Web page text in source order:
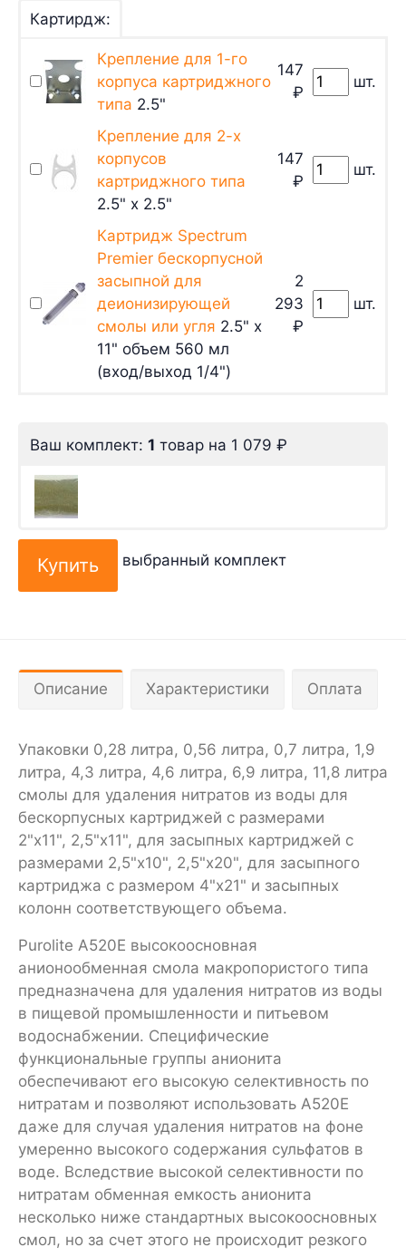
Картирдж:
Крепление для 1-го
корпуса картриджного
типа 2.5"
147
₽
шт.
Крепление для 2-х
корпусов
картриджного типа
2.5" х 2.5"
147
₽
шт.
Картридж Spectrum
Premier бескорпусной
засыпной для
деионизирующей
смолы или угля 2.5" х
11" объем 560 мл
(вход/выход 1/4")
2
293
₽
шт.
Ваш комплект: 1 товар на 1 079 ₽
выбранный комплект
Описание Характеристики Оплата
Упаковки 0,28 литра, 0,56 литра, 0,7 литра, 1,9
литра, 4,3 литра, 4,6 литра, 6,9 литра, 11,8 литра
смолы для удаления нитратов из воды для
бескорпусных картриджей с размерами
2"х11", 2,5"х11", для засыпных картриджей с
размерами 2,5"х10", 2,5"х20", для засыпного
картриджа с размером 4"х21" и засыпных
колонн соответствующего объема.
Purolite A520E высокоосновная
анионообменная смола макропористого типа
предназначена для удаления нитратов из воды
в пищевой промышленности и питьевом
водоснабжении. Специфические
функциональные группы анионита
обеспечивают его высокую селективность по
нитратам и позволяют использовать А520Е
даже для случая удаления нитратов на фоне
умеренно высокого содержания сульфатов в
воде. Вследствие высокой селективности по
нитратам обменная емкость анионита
несколько ниже стандартных высокоосновных
смол, но за счет этого не происходит резкого